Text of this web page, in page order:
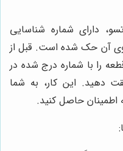
دارای شماره شناسایی
آن حک شده است. قبل از
را با شماره درج شده در
دهید. این کار، به شما
حاصل کنید.